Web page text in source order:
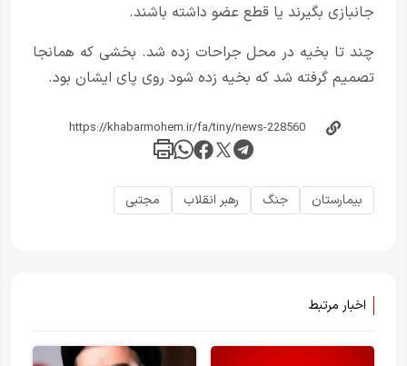
جانبازی بگیرند یا قطع عضو داشته باشند.
چند تا بخیه در محل جراحات زده شد. بخشی که همانجا
تصمیم گرفته شد که بخیه زده شود روی پای ایشان بود.
بیمارستان جنگ رهبر انقلاب مجتبی
اخبار مرتبط